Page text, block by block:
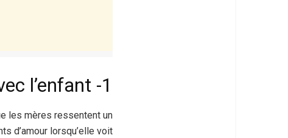
1- Ne pas ressentir un lien immédiat avec l’enfant
les mères ressentent un
d’amour lorsqu’elle voit